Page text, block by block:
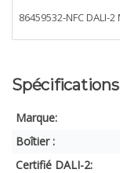
Spécifications
Marque:
Boîtier :
Certifié DALI-2: